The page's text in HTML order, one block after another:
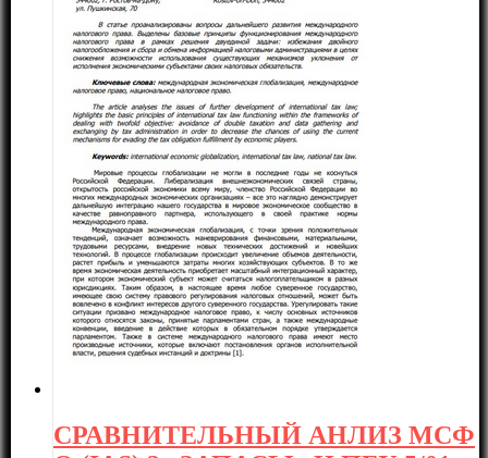
СРАВНИТЕЛЬНЫЙ АНЛИЗ МСФ